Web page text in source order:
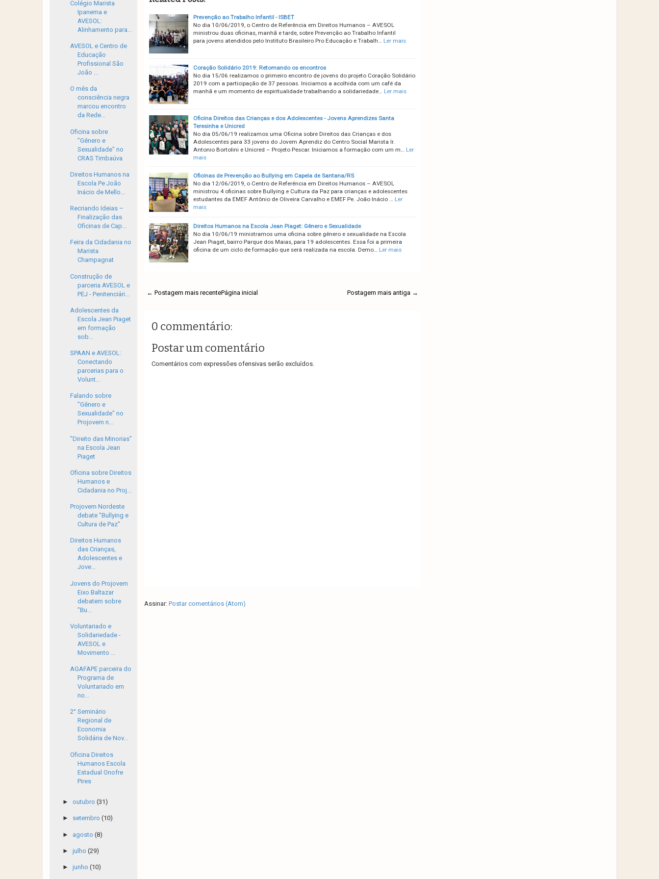
Prevenção ao Trabalho Infantil - ISBET
No dia 10/06/2019, o Centro de Referência em Direitos Humanos – AVESOL
ministrou duas oficinas, manhã e tarde, sobre Prevenção ao Trabalho Infantil
para jovens atendidos pelo Instituto Brasileiro Pro Educação e Trabalh…
Ler mais
Coração Solidário 2019: Retomando os encontros
No dia 15/06 realizamos o primeiro encontro de jovens do projeto Coração Solidário
2019 com a participação de 37 pessoas. Iniciamos a acolhida com um café da
manhã e um momento de espiritualidade trabalhando a solidariedade…
Ler mais
Oficina Direitos das Crianças e dos Adolescentes - Jovens Aprendizes Santa
Teresinha e Unicred
No dia 05/06/19 realizamos uma Oficina sobre Direitos das Crianças e dos
Adolescentes para 33 jovens do Jovem Aprendiz do Centro Social Marista Ir.
Antonio Bortolini e Unicred – Projeto Pescar. Iniciamos a formação com um m…
Ler
mais
Oficinas de Prevenção ao Bullying em Capela de Santana/RS
No dia 12/06/2019, o Centro de Referência em Direitos Humanos – AVESOL
ministrou 4 oficinas sobre Bullying e Cultura da Paz para crianças e adolescentes
estudantes da EMEF Antônio de Oliveira Carvalho e EMEF Pe. João Inácio …
Ler
mais
Direitos Humanos na Escola Jean Piaget: Gênero e Sexualidade
No dia 10/06/19 ministramos uma oficina sobre gênero e sexualidade na Escola
Jean Piaget, bairro Parque dos Maias, para 19 adolescentes. Essa foi a primeira
oficina de um ciclo de formação que será realizada na escola. Demo…
Ler mais
← Postagem mais recente Postagem mais antiga →
Página inicial
0 commentário:
Postar um comentário
Comentários com expressões ofensivas serão excluídos.
Assinar: Postar comentários (Atom)
Colégio Marista
Ipanema e
AVESOL:
Alinhamento para...
AVESOL e Centro de
Educação
Profissional São
João ...
O mês da
consciência negra
marcou encontro
da Rede...
Oficina sobre
"Gênero e
Sexualidade" no
CRAS Timbaúva
Direitos Humanos na
Escola Pe João
Inácio de Mello...
Recriando Ideias –
Finalização das
Oficinas de Cap...
Feira da Cidadania no
Marista
Champagnat
Construção de
parceria AVESOL e
PEJ - Penitenciári...
Adolescentes da
Escola Jean Piaget
em formação
sob...
SPAAN e AVESOL:
Conectando
parcerias para o
Volunt...
Falando sobre
"Gênero e
Sexualidade" no
Projovem n...
"Direito das Minorias"
na Escola Jean
Piaget
Oficina sobre Direitos
Humanos e
Cidadania no Proj...
Projovem Nordeste
debate "Bullying e
Cultura de Paz"
Direitos Humanos
das Crianças,
Adolescentes e
Jove...
Jovens do Projovem
Eixo Baltazar
debatem sobre
"Bu...
Voluntariado e
Solidariedade -
AVESOL e
Movimento ...
AGAFAPE parceira do
Programa de
Voluntariado em
no...
2° Seminário
Regional de
Economia
Solidária de Nov...
Oficina Direitos
Humanos Escola
Estadual Onofre
Pires
► outubro (31)
► setembro (10)
► agosto (8)
► julho (29)
► junho (10)